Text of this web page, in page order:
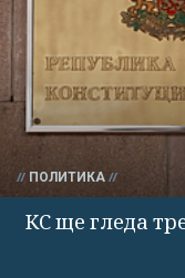
ПОЛИТИКА
КС ще гледа